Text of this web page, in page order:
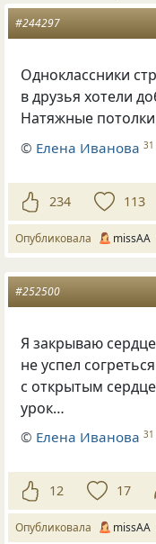
#244297
Одноклассники
в друзья хотели
Натяжные
© Елена Иванова 31
234 113
Опубликовала missAA
#252500
Я закрываю
не успел
с открытым
урок…
© Елена Иванова 31
12 17
Опубликовала missAA